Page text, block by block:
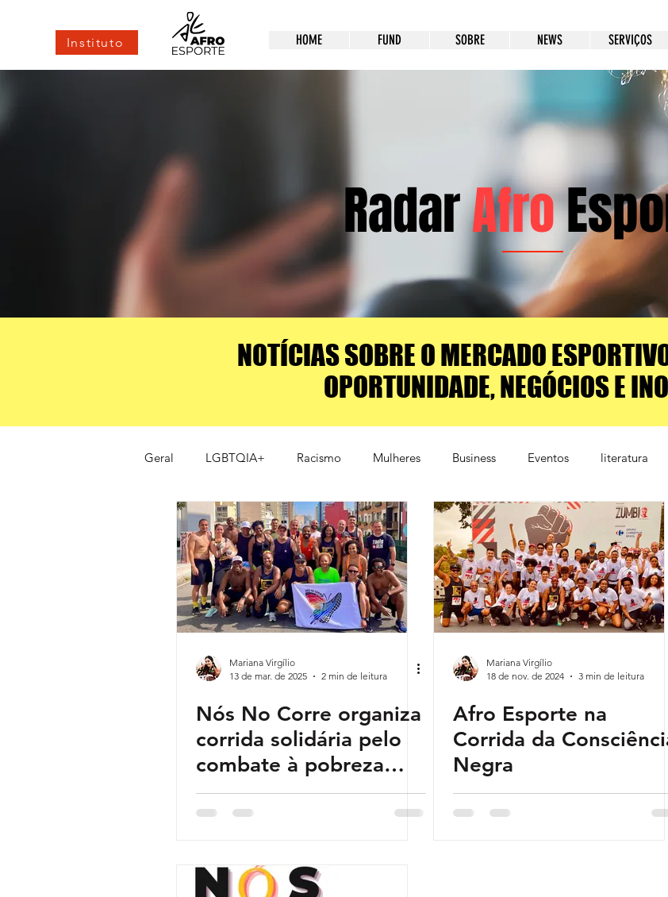
HOME FUND SOBRE NEWS SERVIÇOS
Instituto
RadarAfro
NOTÍCIAS SOBRE O MERCADO
OPORTUNIDADE, NEGÓCIOS E
Geral LGBTQIA+ Racismo Mulheres Business Eventos literatura
esportes de elite Alto rendimento Educação Patrocínio Comunicação
Mariana Virgílio
13 de mar. de 2025
2 min de leitura
Nós No Corre organiza
corrida solidária pelo
combate à pobreza
menstrual
Mariana Virgílio
18 de nov. de 2024
3 min de leitura
Afro Esporte na
Corrida da
Negra